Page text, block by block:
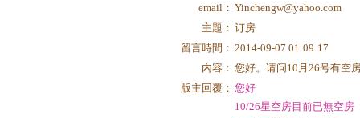
email： Yinchengw@yahoo.com
主題： 订房
留言時間： 2014-09-07 01:09:17
內容： 您好。请问10月26号有空
版主回覆： 您好
10/26星空房目前已無空房